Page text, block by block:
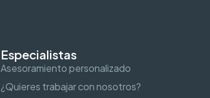
Especialistas
Asesoramiento personalizado
¿Quieres trabajar con nosotros?